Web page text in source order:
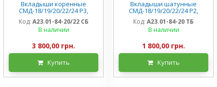
Вкладыши коренные
СМД-18/19/20/22/24 Р3,
А23.01-84-20/22 СБ
Код: А23.01-84-20/22 СБ
В наличии
3 800,00 грн.
Купить
Вкладыши шатунные
СМД-18/19/20/22/24 Р2,
А23.01-84-20 ТБ
Код: А23.01-84-20 ТБ
В наличии
1 800,00 грн.
Купить